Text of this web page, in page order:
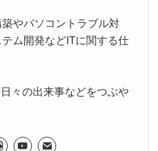
やパソコントラブル対
ム開発などITに関する仕
々の出来事などをつぶや